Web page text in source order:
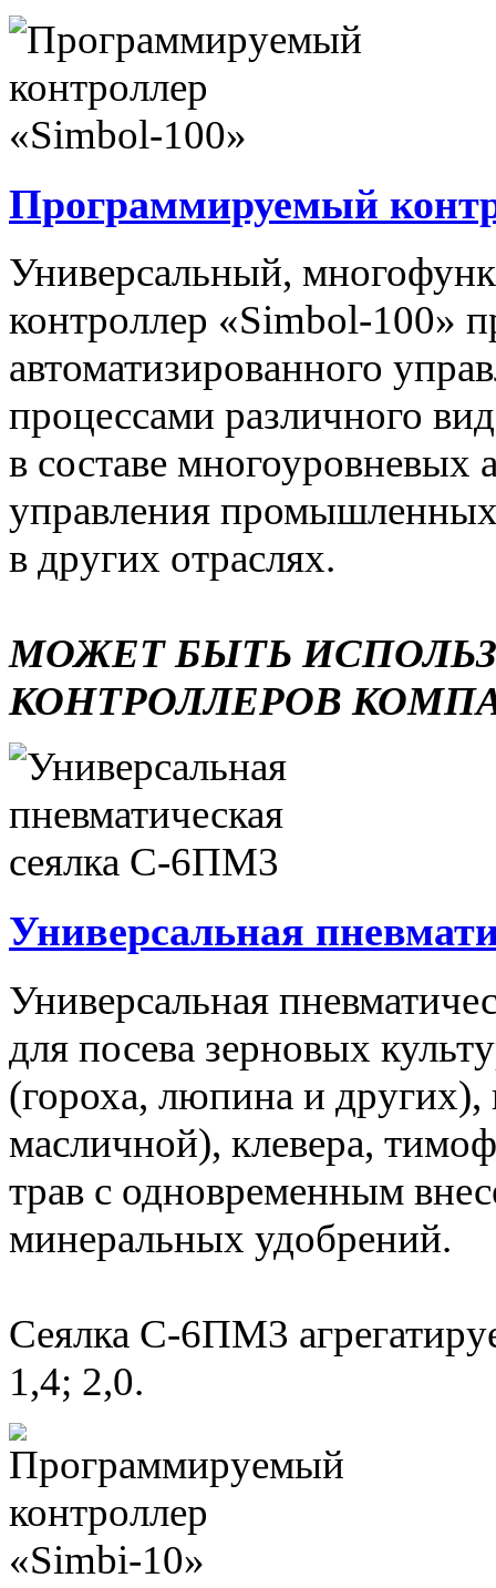
Программируемый
Универсальный,
контроллер «Simbol-100»
автоматизированного
процессами различного
в составе многоуровневых
управления
в других отраслях.
МОЖЕТ БЫТЬ
КОНТРОЛЛЕРОВ
Универсальная
Универсальная
для посева зерновых
(гороха, люпина и других),
масличной), клевера,
трав с одновременным
минеральных удобрений.
Сеялка С-6ПМ3
1,4; 2,0.